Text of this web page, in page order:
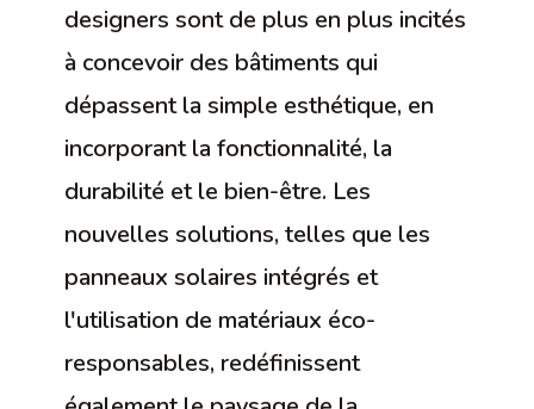
designers sont de plus en plus incités
à concevoir des bâtiments qui
dépassent la simple esthétique, en
incorporant la fonctionnalité, la
durabilité et le bien-être. Les
nouvelles solutions, telles que les
panneaux solaires intégrés et
l'utilisation de matériaux éco-
responsables, redéfinissent